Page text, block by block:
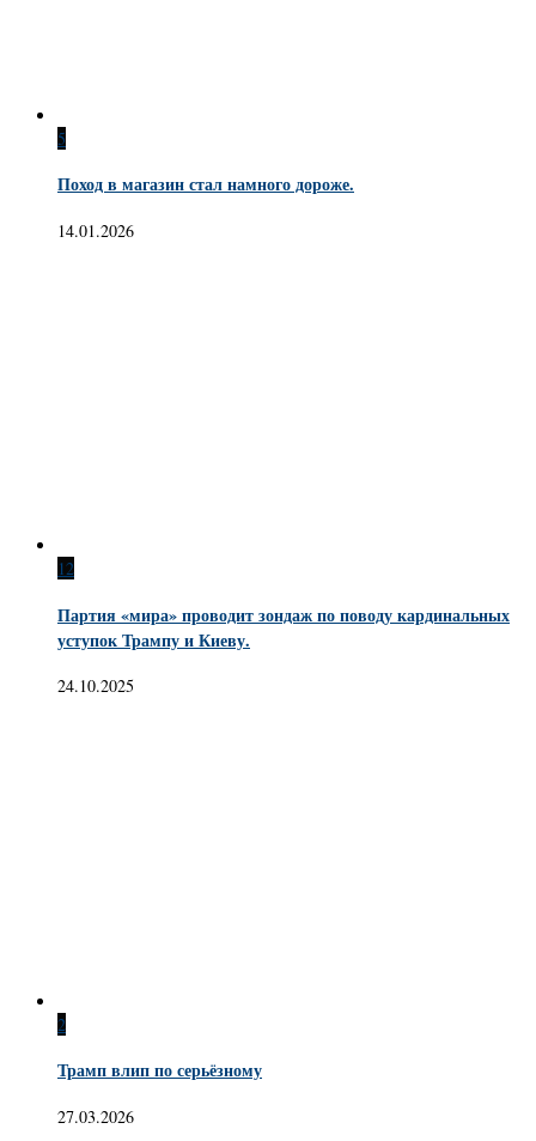
5
Поход в магазин стал намного дороже.
14.01.2026
12
Партия «мира» проводит зондаж по поводу кардинальных
уступок Трампу и Киеву.
24.10.2025
2
Трамп влип по серьёзному
27.03.2026